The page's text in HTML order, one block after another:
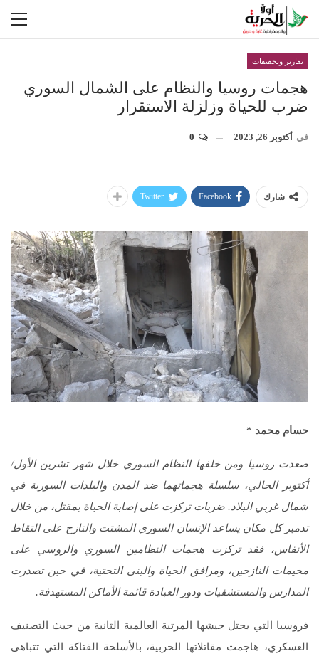
تقارير وتحقيقات
هجمات روسيا والنظام على الشمال السوري
ضرب للحياة وزلزلة الاستقرار
في أكتوبر 26, 2023
شارك Facebook
Twitter
حسام محمد *
صعدت روسيا ومن خلفها النظام السوري خلال شهر تشرين الأول/
أكتوبر الحالي، سلسلة هجماتهما ضد المدن والبلدات السورية في
شمال غربي البلاد. ضربات تركزت على إصابة الحياة بمقتل، من خلال
تدمير كل مكان يساعد الإنسان السوري المشتت والنازح على التقاط
الأنفاس، فقد تركزت هجمات النظامين السوري والروسي على
مخيمات النازحين، ومرافق الحياة والبنى التحتية، في حين تصدرت
المدارس والمستشفيات ودور العبادة قائمة الأماكن المستهدفة.
فروسيا التي يحتل جيشها المرتبة العالمية الثانية من حيث التصنيف
العسكري، هاجمت مقاتلاتها الحربية، بالأسلحة الفتاكة التي تتباهى